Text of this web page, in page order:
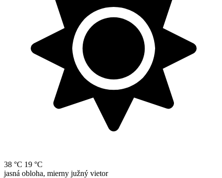
38 °C 19 °C
jasná obloha, mierny južný vietor